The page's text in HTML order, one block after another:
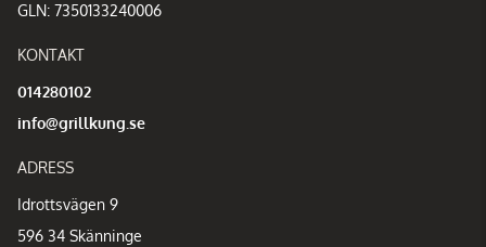
GLN: 7350133240006
KONTAKT
014280102
info@grillkung.se
ADRESS
Idrottsvägen 9
596 34 Skänninge